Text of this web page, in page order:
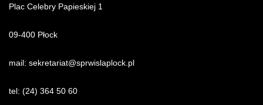
Plac Celebry Papieskiej 1
09-400 Płock
mail: sekretariat@sprwislaplock.pl
tel: (24) 364 50 60